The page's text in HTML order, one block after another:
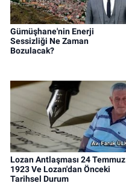
Gümüşhane'nin Enerji
Sessizliği Ne Zaman
Bozulacak?
Lozan Antlaşması 24 Temmuz
1923 Ve Lozan'dan Önceki
Tarihsel Durum